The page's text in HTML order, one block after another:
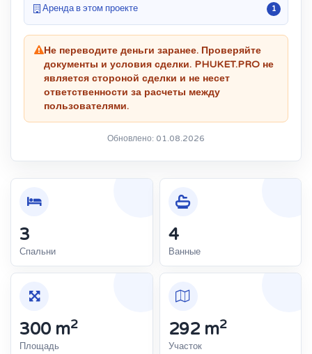
Аренда в этом проекте 1
Не переводите деньги заранее. Проверяйте
документы и условия сделки. PHUKET.PRO не
является стороной сделки и не несет
ответственности за расчеты между
пользователями.
Обновлено: 01.08.2026
3
Спальни
4
Ванные
300 m2
Площадь
292 m2
Участок